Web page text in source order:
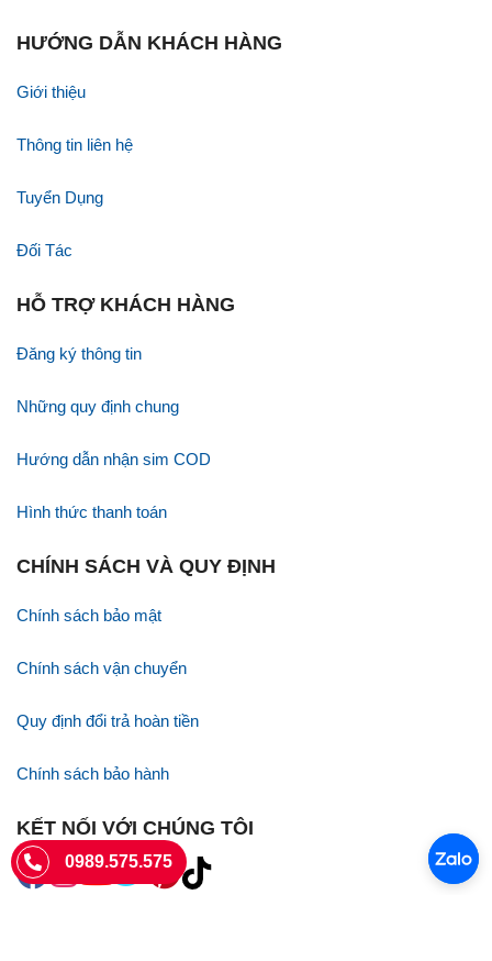
HƯỚNG DẪN KHÁCH HÀNG
Giới thiệu
Thông tin liên hệ
Tuyển Dụng
Đối Tác
HỖ TRỢ KHÁCH HÀNG
Đăng ký thông tin
Những quy định chung
Hướng dẫn nhận sim COD
Hình thức thanh toán
CHÍNH SÁCH VÀ QUY ĐỊNH
Chính sách bảo mật
Chính sách vận chuyển
Quy định đổi trả hoàn tiền
Chính sách bảo hành
KẾT NỐI VỚI CHÚNG TÔI
0989.575.575